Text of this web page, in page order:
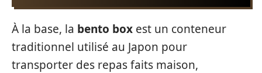
À la base, la bento box est un conteneur
traditionnel utilisé au Japon pour
transporter des repas faits maison,